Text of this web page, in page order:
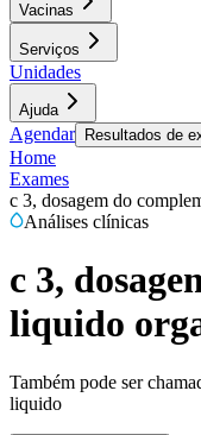
Vacinas
Serviços
Unidades
Ajuda
Agendar Resultados de
Home
Exames
c 3, dosagem do
Análises clínicas
c 3,
liquido
Também pode ser
liquido